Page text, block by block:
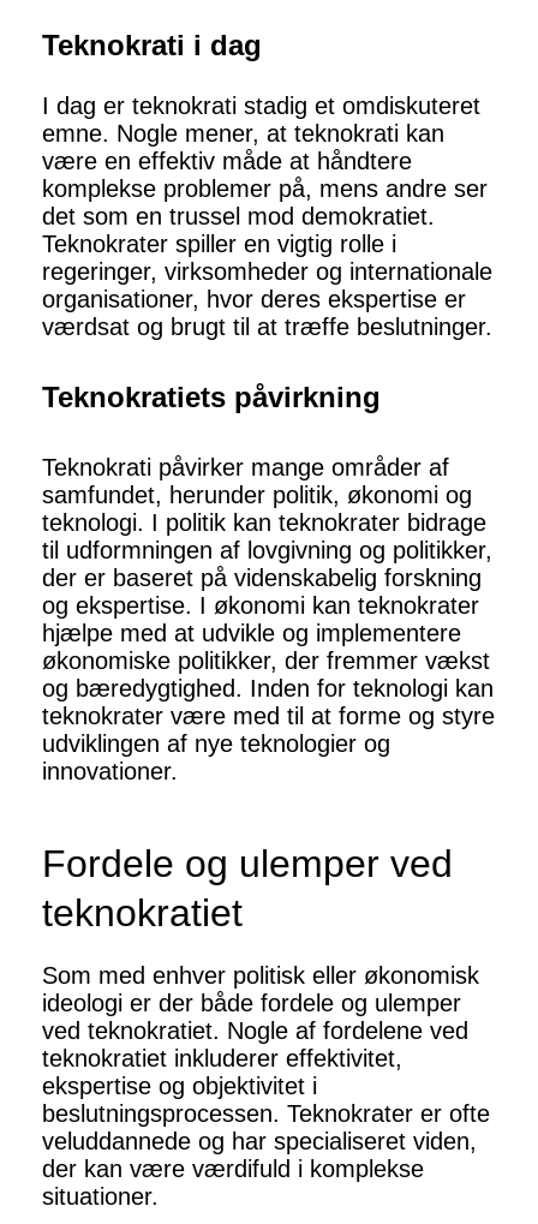
Teknokrati i dag
I dag er teknokrati stadig et omdiskuteret
emne. Nogle mener, at teknokrati kan
være en effektiv måde at håndtere
komplekse problemer på, mens andre ser
det som en trussel mod demokratiet.
Teknokrater spiller en vigtig rolle i
regeringer, virksomheder og internationale
organisationer, hvor deres ekspertise er
værdsat og brugt til at træffe beslutninger.
Teknokratiets påvirkning
Teknokrati påvirker mange områder af
samfundet, herunder politik, økonomi og
teknologi. I politik kan teknokrater bidrage
til udformningen af ​​lovgivning og politikker,
der er baseret på videnskabelig forskning
og ekspertise. I økonomi kan teknokrater
hjælpe med at udvikle og implementere
økonomiske politikker, der fremmer vækst
og bæredygtighed. Inden for teknologi kan
teknokrater være med til at forme og styre
udviklingen af ​​nye teknologier og
innovationer.
Fordele og ulemper ved
teknokratiet
Som med enhver politisk eller økonomisk
ideologi er der både fordele og ulemper
ved teknokratiet. Nogle af fordelene ved
teknokratiet inkluderer effektivitet,
ekspertise og objektivitet i
beslutningsprocessen. Teknokrater er ofte
veluddannede og har specialiseret viden,
der kan være værdifuld i komplekse
situationer.